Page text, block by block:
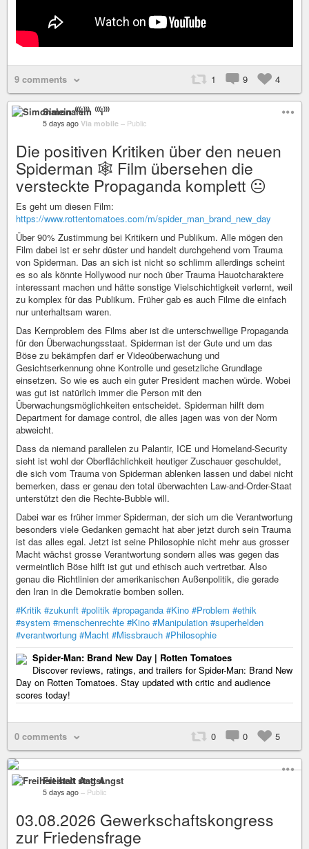
9 comments 1 9 4
Simonalein ⁽⁽⁽i⁾⁾⁾
5 days ago Via mobile – Public
Die positiven Kritiken über den neuen
Spiderman 🕸️ Film übersehen die
versteckte Propaganda komplett 😐
Es geht um diesen Film:
https://www.rottentomatoes.com/m/spider_man_brand_new_day
Über 90% Zustimmung bei Kritikern und Publikum. Alle mögen den
Film dabei ist er sehr düster und handelt durchgehend vom Trauma
von Spiderman. Das an sich ist nicht so schlimm allerdings scheint
es so als könnte Hollywood nur noch über Trauma Hauotcharaktere
interessant machen und hätte sonstige Vielschichtigkeit verlernt, weil
zu komplex für das Publikum. Früher gab es auch Filme die einfach
nur unterhaltsam waren.
Das Kernproblem des Films aber ist die unterschwellige Propaganda
für den Überwachungsstaat. Spiderman ist der Gute und um das
Böse zu bekämpfen darf er Videoüberwachung und
Gesichtserkennung ohne Kontrolle und gesetzliche Grundlage
einsetzen. So wie es auch ein guter President machen würde. Wobei
was gut ist natürlich immer die Person mit den
Überwachungsmöglichkeiten entscheidet. Spiderman hilft dem
Department for damage control, die alles jagen was von der Norm
abweicht.
Dass da niemand parallelen zu Palantir, ICE und Homeland-Security
sieht ist wohl der Oberflächlichkeit heutiger Zuschauer geschuldet,
die sich vom Trauma von Spiderman ablenken lassen und dabei nicht
bemerken, dass er genau den total überwachten Law-and-Order-Staat
unterstützt den die Rechte-Bubble will.
Dabei war es früher immer Spiderman, der sich um die Verantwortung
besonders viele Gedanken gemacht hat aber jetzt durch sein Trauma
ist das alles egal. Jetzt ist seine Philosophie nicht mehr aus grosser
Macht wächst grosse Verantwortung sondern alles was gegen das
vermeintlich Böse hilft ist gut und ethisch auch vertretbar. Also
genau die Richtlinien der amerikanischen Außenpolitik, die gerade
den Iran in die Demokratie bomben sollen.
#Kritik #zukunft #politik #propaganda #Kino #Problem #ethik
#system #menschenrechte #Kino #Manipulation #superhelden
#verantwortung #Macht #Missbrauch #Philosophie
Spider-Man: Brand New Day | Rotten Tomatoes
Discover reviews, ratings, and trailers for Spider-Man: Brand New
Day on Rotten Tomatoes. Stay updated with critic and audience
scores today!
0 comments 0 0 5
Freiheit statt Angst
5 days ago – Public
03.08.2026 Gewerkschaftskongress
zur Friedensfrage